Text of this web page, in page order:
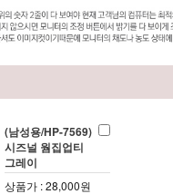
(남성용/HP-7569)
시즈널 웜집업티
그레이
상품가 : 28,000원